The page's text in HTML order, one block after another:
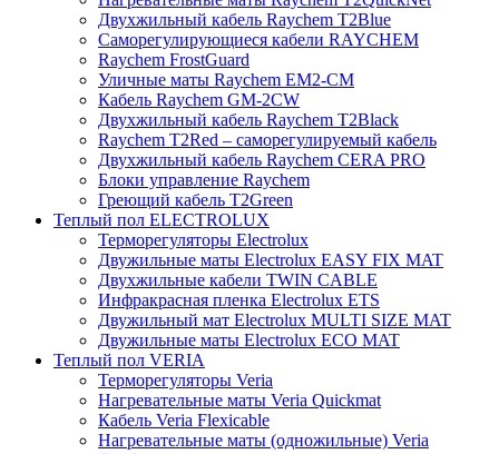
Двухжильный кабель Raychem T2Blue
Саморегулирующиеся кабели RAYCHEM
Raychem FrostGuard
Уличные маты Raychem EM2-CM
Кабель Raychem GM-2CW
Двухжильный кабель Raychem T2Black
Raychem T2Red – саморегулируемый кабель
Двухжильный кабель Raychem CERA PRO
Блоки управление Raychem
Греющий кабель T2Green
Теплый пол ELECTROLUX
Терморегуляторы Electrolux
Двужильные маты Electrolux EASY FIX MAT
Двухжильные кабели TWIN CABLE
Инфракрасная пленка Electrolux ETS
Двужильный мат Electrolux MULTI SIZE MAT
Двужильные маты Electrolux ECO MAT
Теплый пол VERIA
Терморегуляторы Veria
Нагревательные маты Veria Quickmat
Кабель Veria Flexicable
Нагревательные маты (одножильные) Veria